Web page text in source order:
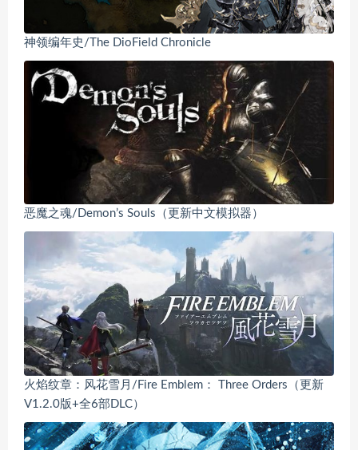
神领编年史/The DioField Chronicle
恶魔之魂/Demon’s Souls（更新中文模拟器）
火焰纹章：风花雪月/Fire Emblem： Three Orders（更新
V1.2.0版+全6部DLC）